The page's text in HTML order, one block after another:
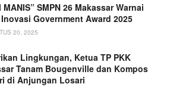
MANIS” SMPN 26 Makassar Warnai
Government Award 2025
20, 2025
Lingkungan, Ketua TP PKK
Tanam Bougenville dan Kompos
di Anjungan Losari